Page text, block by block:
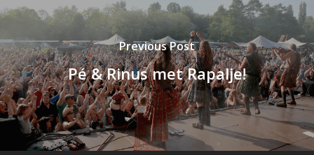
Previous Post
Pé & Rinus met Rapalje!